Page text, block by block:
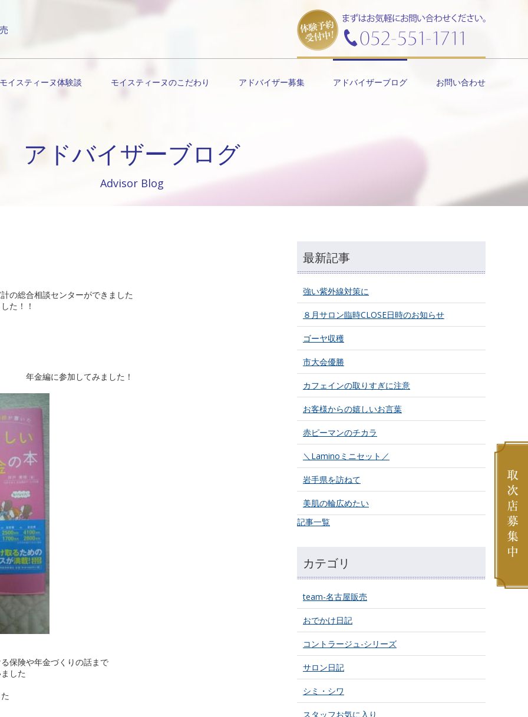
モイスティーヌ体験談 モイスティーヌのこだわり アドバイザー募集 アドバイザーブログ お問い合わせ
アドバイザーブログ
Advisor Blog
の総合相談センターができました
た！！
ました！
保険や年金づくりの話まで
した
最新記事
強い紫外線対策に
８月サロン臨時CLOSE日時のお知らせ
ゴーヤ収穫
市大会優勝
カフェインの取りすぎに注意
お客様からの嬉しいお言葉
赤ピーマンのチカラ
＼Laminoミニセット／
岩手県を訪ねて
美肌の輪広めたい
記事一覧
カテゴリ
team-名古屋販売
おでかけ日記
コントラージュ-シリーズ
サロン日記
シミ・シワ
スタッフお気に入り